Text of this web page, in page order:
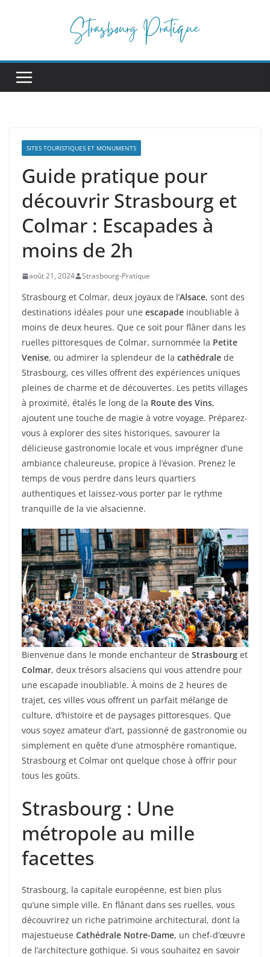
SITES TOURISTIQUES ET MONUMENTS
Guide pratique pour
découvrir Strasbourg et
Colmar : Escapades à
moins de 2h
août 21, 2024 Strasbourg-Pratique
Strasbourg et Colmar, deux joyaux de l’Alsace, sont des
destinations idéales pour une escapade inoubliable à
moins de deux heures. Que ce soit pour flâner dans les
ruelles pittoresques de Colmar, surnommée la Petite
Venise, ou admirer la splendeur de la cathédrale de
Strasbourg, ces villes offrent des expériences uniques
pleines de charme et de découvertes. Les petits villages
à proximité, étalés le long de la Route des Vins,
ajoutent une touche de magie à votre voyage. Préparez-
vous à explorer des sites historiques, savourer la
délicieuse gastronomie locale et vous imprégner d’une
ambiance chaleureuse, propice à l’évasion. Prenez le
temps de vous perdre dans leurs quartiers
authentiques et laissez-vous porter par le rythme
tranquille de la vie alsacienne.
Bienvenue dans le monde enchanteur de Strasbourg et
Colmar, deux trésors alsaciens qui vous attendre pour
une escapade inoubliable. À moins de 2 heures de
trajet, ces villes vous offrent un parfait mélange de
culture, d’histoire et de paysages pittoresques. Que
vous soyez amateur d’art, passionné de gastronomie ou
simplement en quête d’une atmosphère romantique,
Strasbourg et Colmar ont quelque chose à offrir pour
tous les goûts.
Strasbourg : Une
métropole au mille
facettes
Strasbourg, la capitale européenne, est bien plus
qu’une simple ville. En flânant dans ses ruelles, vous
découvrirez un riche patrimoine architectural, dont la
majestueuse Cathédrale Notre-Dame, un chef-d’œuvre
de l’architecture gothique. Si vous souhaitez en savoir